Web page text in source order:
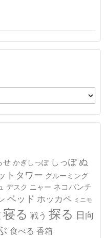
せ かぎしっぽ しっぽ ぬ
トタワー グルーミング
デスク ニャー ネコパンチ
ベッド ホッカペ ミニモ
寝る 戦う 探る 日向
食べる 香箱